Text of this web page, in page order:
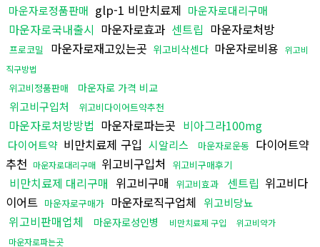
마운자로정품판매 glp-1 비만치료제 마운자로대리구매
마운자로국내출시 마운자로효과 센트립 마운자로처방
프로코밀 마운자로재고있는곳 위고비삭센다 마운자로비용 위고비
직구방법
위고비정품판매 마운자로 가격 비교
위고비구입처 위고비다이어트약추천
마운자로처방방법 마운자로파는곳 비아그라100mg
다이어트약 비만치료제 구입 시알리스 마운자로운동 다이어트약
추천 마운자로대리구매 위고비구입처 위고비구매후기
비만치료제 대리구매 위고비구매 위고비효과 센트립 위고비다
이어트 마운자로구매가 마운자로직구업체 위고비당뇨
위고비판매업체 마운자로성인병 비만치료제 구입
위고비약가
마운자로파는곳